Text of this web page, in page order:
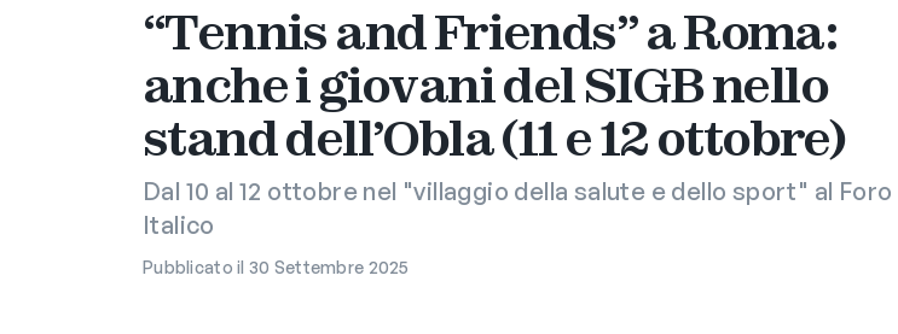
“Tennis and Friends” a Roma:
anche i giovani del SIGB nello
stand dell’Obla (11 e 12 ottobre)
Dal 10 al 12 ottobre nel "villaggio della salute e dello sport" al Foro
Italico
Pubblicato il 30 Settembre 2025